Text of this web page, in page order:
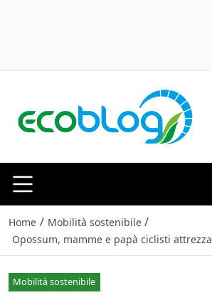
Home / Mobilità sostenibile /
Opossum, mamme e papà ciclisti
Mobilità sostenibile